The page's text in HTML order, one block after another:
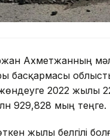
Ахметжанның
басқармасы
2022 жылы
929,828 мың теңге.
жылы белгілі